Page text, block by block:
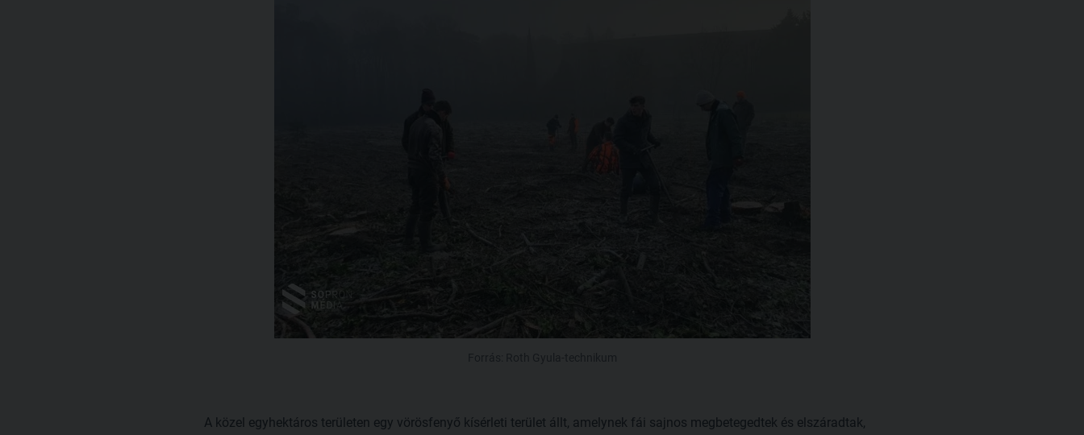
A közel egyhektáros területen egy vörösfenyő kísérleti terület állt, amelynek fái sajnos megbetegedtek és elszáradtak,